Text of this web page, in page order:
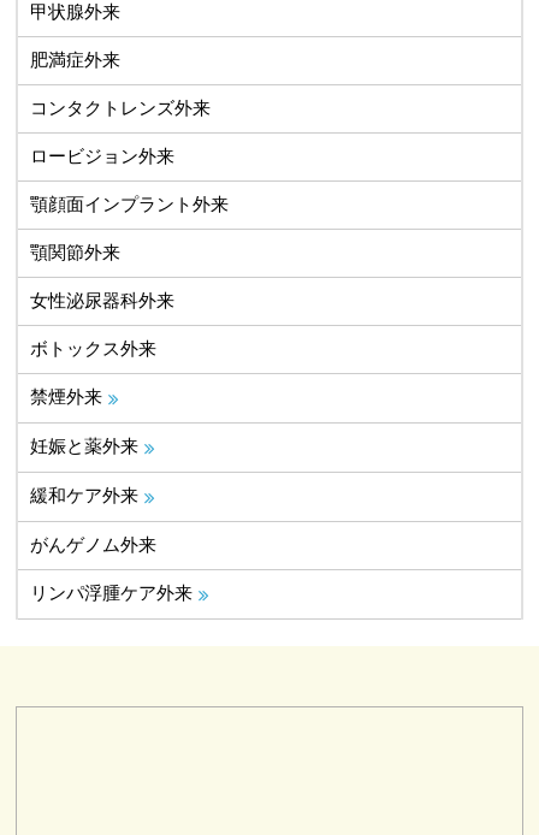
甲状腺外来
肥満症外来
コンタクトレンズ外来
ロービジョン外来
顎顔面インプラント外来
顎関節外来
女性泌尿器科外来
ボトックス外来
禁煙外来
妊娠と薬外来
緩和ケア外来
がんゲノム外来
リンパ浮腫ケア外来